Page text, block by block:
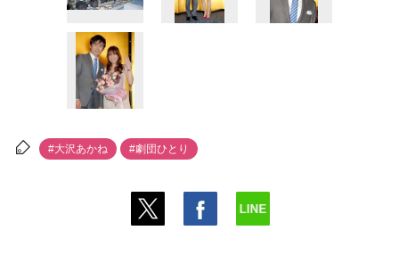
#大沢あかね #劇団ひとり